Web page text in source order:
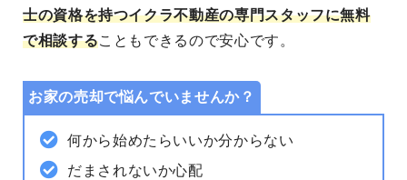
士の資格を持つイクラ不動産の専門スタッフに無料
で相談することもできるので安心です。
お家の売却で悩んでいませんか？
何から始めたらいいか分からない
だまされないか心配